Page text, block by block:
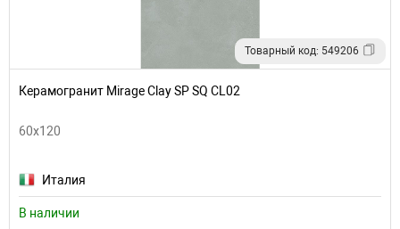
Товарный код: 549206
Керамогранит Mirage Clay SP SQ CL02
60x120
Италия
В наличии